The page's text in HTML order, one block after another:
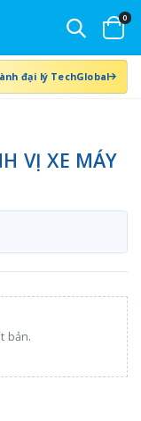
0
đại lý TechGlobal
VỊ XE MÁY
bản.